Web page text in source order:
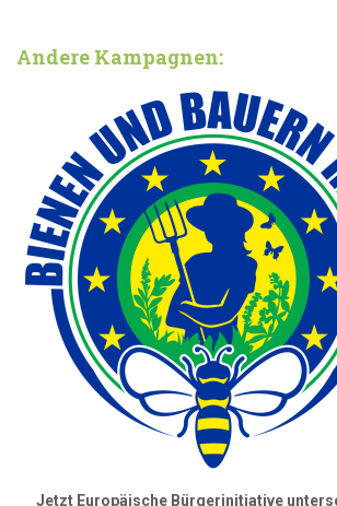
Andere Kampagnen:
Jetzt Europäische Bürgerinitiative